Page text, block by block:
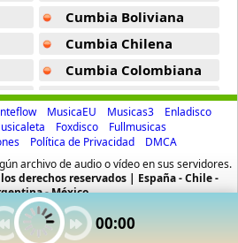
00:00
Cumbia Boliviana
Cumbia Chilena
Cumbia Colombiana
Cumbia Ecuatoriana
Cumbia Mexicana
Cumbia Pop
Cumbia Surena
Cumbias
CumbiaSur
MusicaEU Musicas3
Enladisco
Foxdisco
Fullmusicas
Política de Privacidad
DMCA
archivo de audio o vídeo en sus servidores.
derechos reservados | España - Chile -
- México.